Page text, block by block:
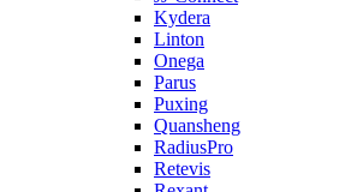
Kydera
Linton
Onega
Parus
Puxing
Quansheng
RadiusPro
Retevis